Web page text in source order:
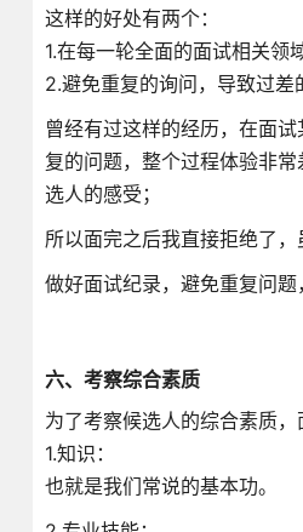
这样的好处有两个：
1.在每一轮全面的面试相关领域
2.避免重复的询问，导致过差
曾经有过这样的经历，在面
复的问题，整个过程体验非
选人的感受；
所以面完之后我直接拒绝了
做好面试纪录，避免重复问题
六、考察综合素质
为了考察候选人的综合素质，
1.知识：
也就是我们常说的基本功。